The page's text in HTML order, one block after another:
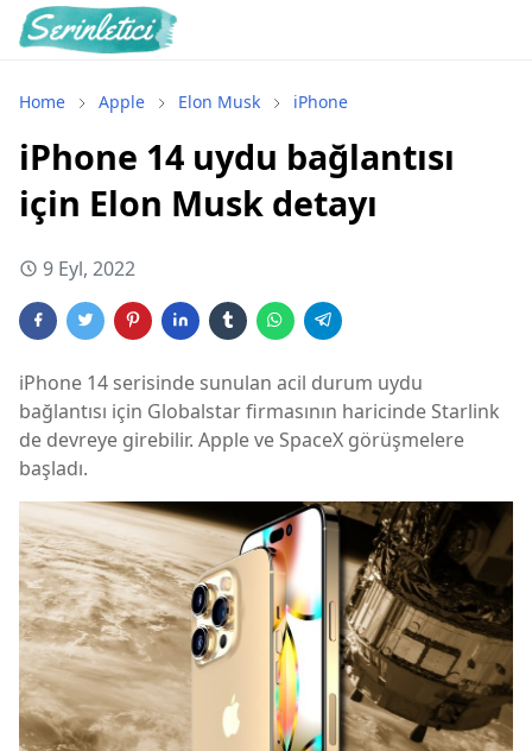
Home Apple Elon Musk iPhone
iPhone 14 uydu bağlantısı
için Elon Musk detayı
9 Eyl, 2022
iPhone 14 serisinde sunulan acil durum uydu
bağlantısı için Globalstar firmasının haricinde Starlink
de devreye girebilir. Apple ve SpaceX görüşmelere
başladı.